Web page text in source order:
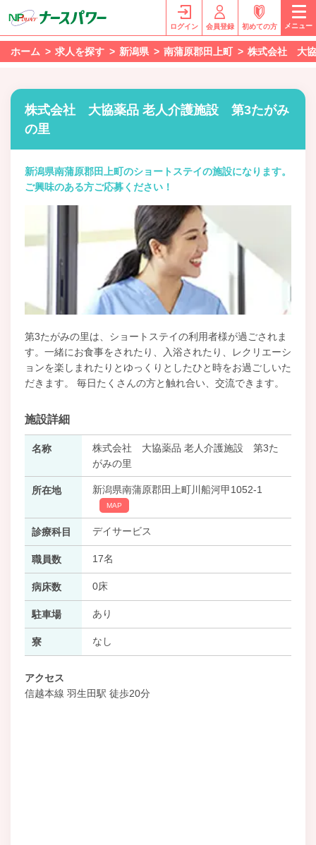
ログイン 会員登録 初めての方 メニュー
ホーム 求人を探す 新潟県 南蒲原郡田上町 株式会社 大協
株式会社 大協薬品 老人介護施設 第3たがみ
の里
新潟県南蒲原郡田上町のショートステイの施設になります。
ご興味のある方ご応募ください！
第3たがみの里は、ショートステイの利用者様が過ごされま
す。一緒にお食事をされたり、入浴されたり、レクリエーシ
ョンを楽しまれたりとゆっくりとしたひと時をお過ごしいた
だきます。 毎日たくさんの方と触れ合い、交流できます。
施設詳細
名称
株式会社 大協薬品 老人介護施設 第3た
がみの里
所在地 新潟県南蒲原郡田上町川船河甲1052-1
MAP
診療科目 デイサービス
職員数 17名
病床数 0床
駐車場 あり
寮 なし
アクセス
信越本線 羽生田駅 徒歩20分